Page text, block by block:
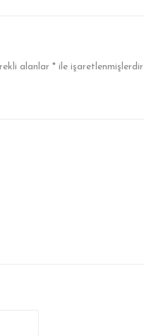
alanlar * ile işaretlenmişlerdir